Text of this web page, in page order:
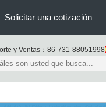
Solicitar una cotización
y Ventas： 86-731-88051998